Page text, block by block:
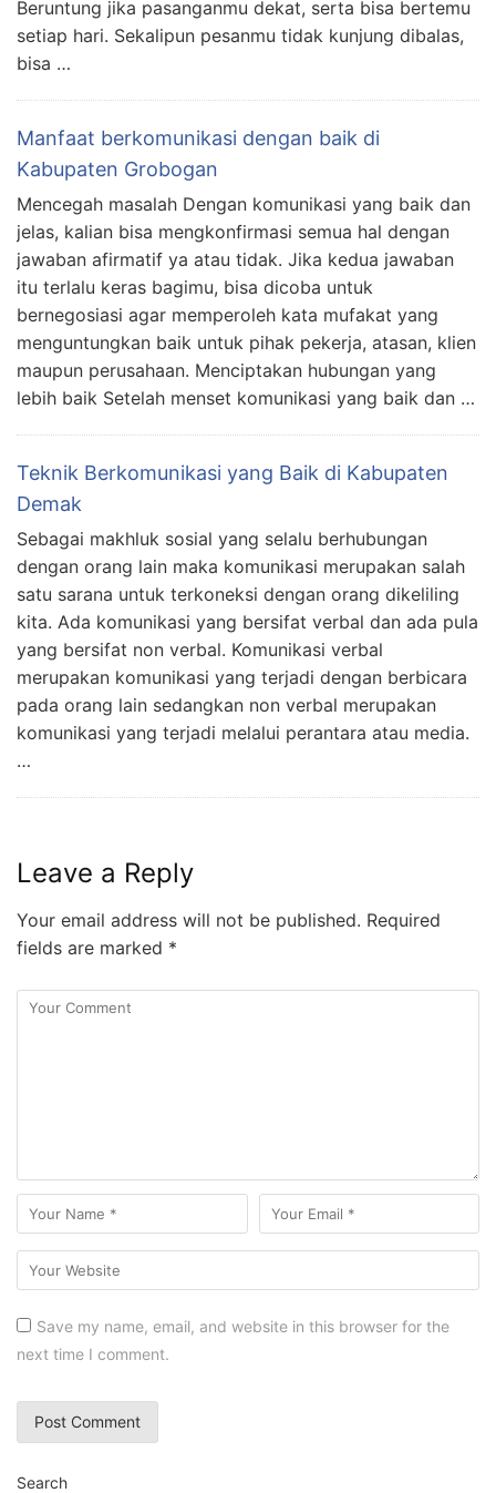
Beruntung jika pasanganmu dekat, serta bisa bertemu
setiap hari. Sekalipun pesanmu tidak kunjung dibalas,
bisa …
Manfaat berkomunikasi dengan baik di
Kabupaten Grobogan
Mencegah masalah Dengan komunikasi yang baik dan
jelas, kalian bisa mengkonfirmasi semua hal dengan
jawaban afirmatif ya atau tidak. Jika kedua jawaban
itu terlalu keras bagimu, bisa dicoba untuk
bernegosiasi agar memperoleh kata mufakat yang
menguntungkan baik untuk pihak pekerja, atasan, klien
maupun perusahaan. Menciptakan hubungan yang
lebih baik Setelah menset komunikasi yang baik dan …
Teknik Berkomunikasi yang Baik di Kabupaten
Demak
Sebagai makhluk sosial yang selalu berhubungan
dengan orang lain maka komunikasi merupakan salah
satu sarana untuk terkoneksi dengan orang dikeliling
kita. Ada komunikasi yang bersifat verbal dan ada pula
yang bersifat non verbal. Komunikasi verbal
merupakan komunikasi yang terjadi dengan berbicara
pada orang lain sedangkan non verbal merupakan
komunikasi yang terjadi melalui perantara atau media.
…
Leave a Reply
Your email address will not be published. Required
fields are marked *
Save my name, email, and website in this browser for the
next time I comment.
Search